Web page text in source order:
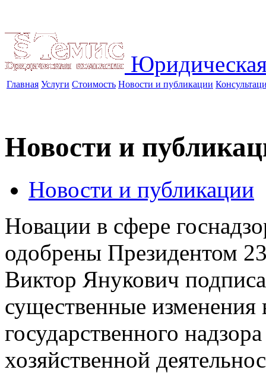
Главная Услуги Стоимость Новости и публикации
Новости и
Новости и публикации
Новации в сфере
одобрены Президентом
Виктор Янукович
существенные
государственного
хозяйственной